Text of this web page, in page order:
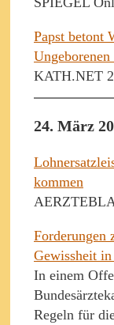
Papst betont
Ungeborenen
KATH.NET
24. März
kommen
Forderungen
Gewissheit
In einem
Regeln für